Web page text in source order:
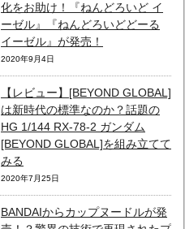
化をお助け！『ねんどろいど イ
ーゼル』『ねんどろいどどーる
イーゼル』が発売！
2020年9月4日
【レビュー】[BEYOND GLOBAL]
は新時代の標準なのか？話題の
HG 1/144 RX-78-2 ガンダム
[BEYOND GLOBAL]を組み立てて
みる
2020年7月25日
BANDAIからカップヌードルが発